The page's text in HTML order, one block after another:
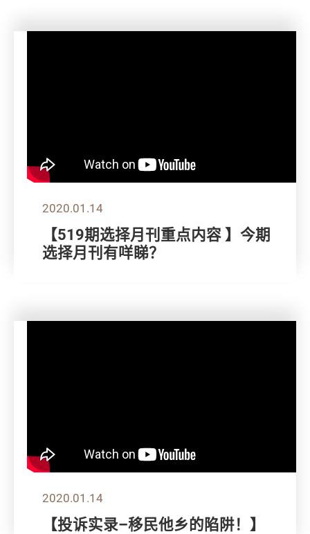
2020.01.14
【519期选择月刊重点内容 】今期
选择月刊有咩睇？
2020.01.14
【投诉实录–移民他乡的陷阱！】